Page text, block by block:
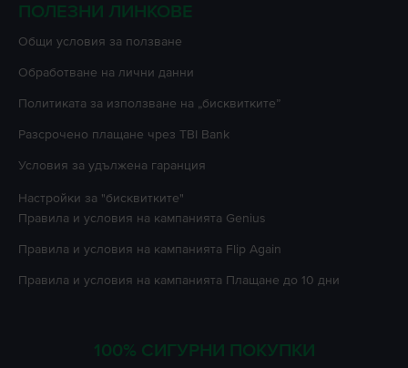
ПОЛЕЗНИ ЛИНКОВЕ
Oбщи условия за ползване
Oбработване на лични данни
Политиката за използване на „бисквитките”
Разсрочено плащане чрез TBI Bank
Условия за удължена гаранция
Настройки за "бисквитките"
Правила и условия на кампанията Genius
Правила и условия на кампанията Flip Again
Правила и условия на кампанията Плащане до 10 дни
100% СИГУРНИ ПОКУПКИ